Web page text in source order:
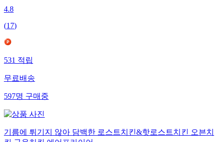
4.8
(17)
531적립
무료배송
597명구매중
기름에 튀기지 않아 담백한 로스트치킨&핫로스트치킨 오븐치